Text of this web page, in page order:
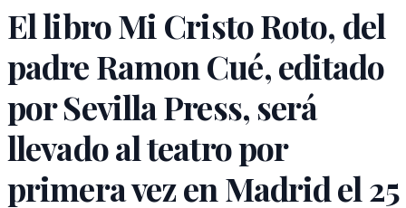
El libro Mi Cristo Roto, del
padre Ramon Cué, editado
por Sevilla Press, será
llevado al teatro por
primera vez en Madrid el 25